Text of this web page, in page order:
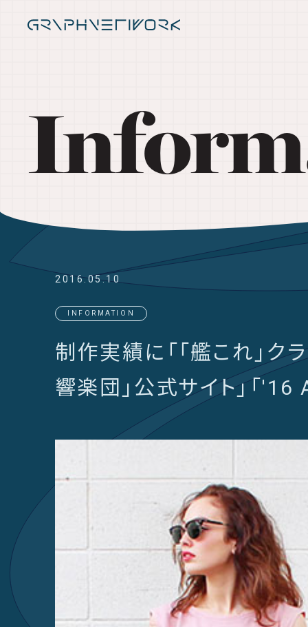
2016.05.10
INFORMATION
制作実績に「「艦これ」
響楽団」公式サイト」「